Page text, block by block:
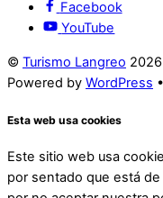
Facebook
YouTube
© Turismo Langreo 2026
Powered by WordPress •
Esta web usa cookies
Este sitio web usa
por sentado que está